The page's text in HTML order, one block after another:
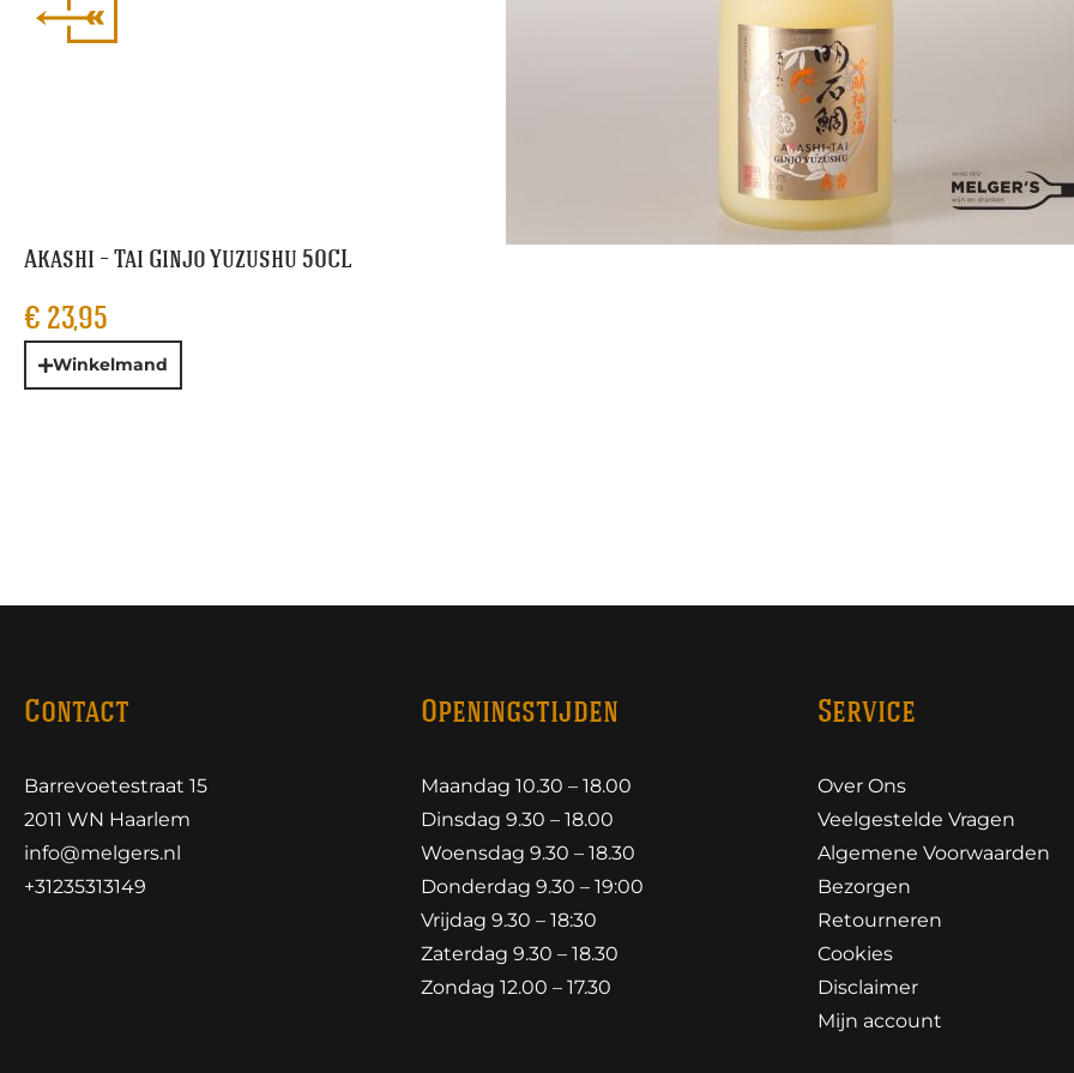
Akashi – Tai Ginjo Yuzushu 50CL
€ 23,95
Winkelmand
Contact
Barrevoetestraat 15
2011 WN Haarlem
info@melgers.nl
+31235313149
Openingstijden
Maandag 10.30 – 18.00
Dinsdag 9.30 – 18.00
Woensdag 9.30 – 18.30
Donderdag 9.30 – 19:00
Vrijdag 9.30 – 18:30
Zaterdag 9.30 – 18.30
Zondag 12.00 – 17.30
Service
Over Ons
Veelgestelde Vragen
Algemene Voorwaarden
Bezorgen
Retourneren
Cookies
Disclaimer
Mijn account